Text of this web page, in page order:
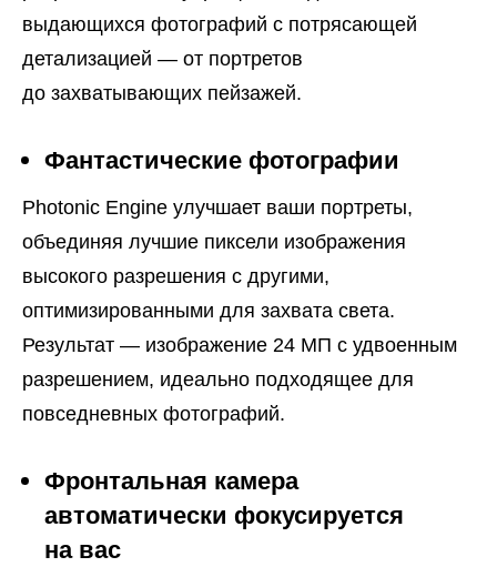
выдающихся фотографий с потрясающей
детализацией — от портретов
до захватывающих пейзажей.
Фантастические фотографии
Photonic Engine улучшает ваши портреты,
объединяя лучшие пиксели изображения
высокого разрешения с другими,
оптимизированными для захвата света.
Результат — изображение 24 МП с удвоенным
разрешением, идеально подходящее для
повседневных фотографий.
Фронтальная камера
автоматически фокусируется
на вас